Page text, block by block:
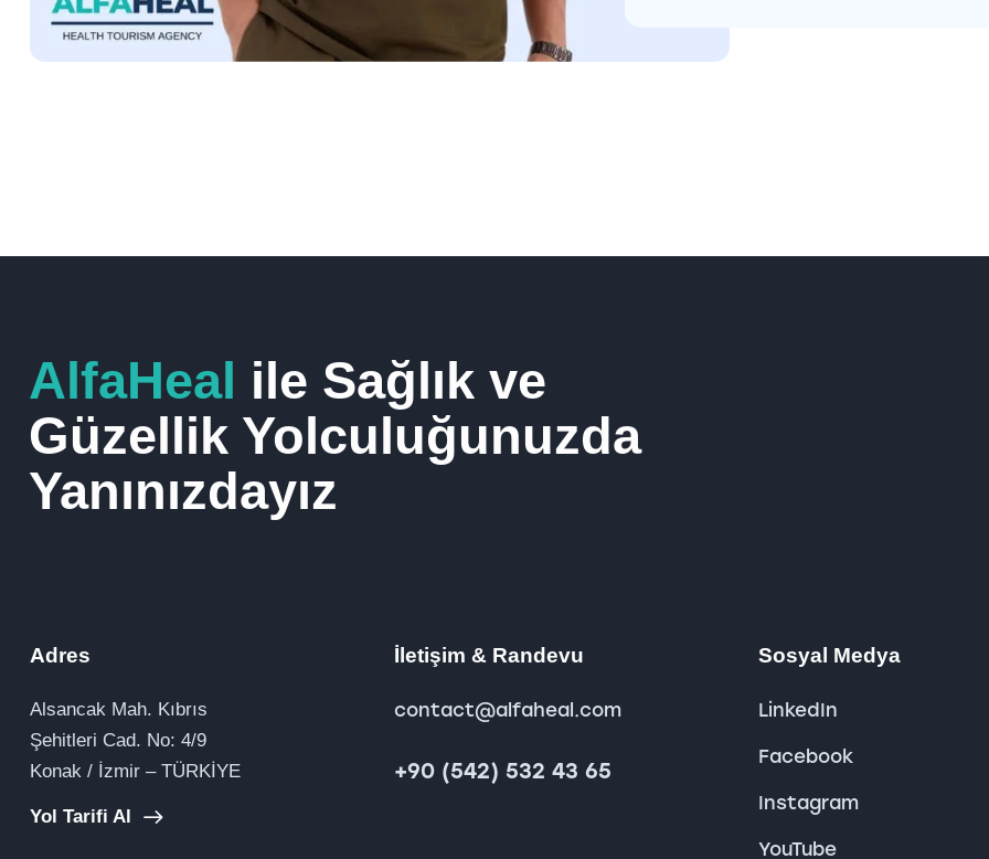
AlfaHeal ile Sağlık ve
Güzellik Yolculuğunuzda
Yanınızdayız
Adres
Alsancak Mah. Kıbrıs
Şehitleri Cad. No: 4/9
Konak / İzmir – TÜRKİYE
Yol Tarifi Al
İletişim & Randevu
contact@alfaheal.com
+90 (542) 532 43 65
Sosyal Medya
LinkedIn
Facebook
Instagram
YouTube